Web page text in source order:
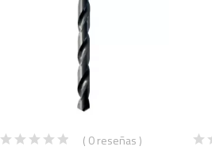
( 0 reseñas )